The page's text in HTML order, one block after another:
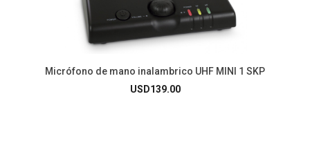
Micrófono de mano inalambrico UHF MINI 1 SKP
USD139.00